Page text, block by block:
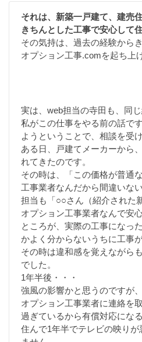
それは、新築一戸建て、建売
きちんとした工事で安心して
その気持は、過去の経験から
オプション工事.comを起ち上
実は、web担当の寺田も、同
私がこの仕事をやる前の話で
ようということで、相談を受
ある日、戸建てメーカーから
れてきたのです。
その時は、「この価格が普通
工事業者なんだから間違いな
担当も「○○さん（紹介された
オプション工事業者なんで安
ところが、実際の工事になっ
かよく分からないうちに工事
その時は違和感を覚えながら
でした。
1年半後・・・
強風の影響かと思うのですが
オプション工事業者に連絡を
過ぎているから有償対応にな
住んで1年半でテレビの映り